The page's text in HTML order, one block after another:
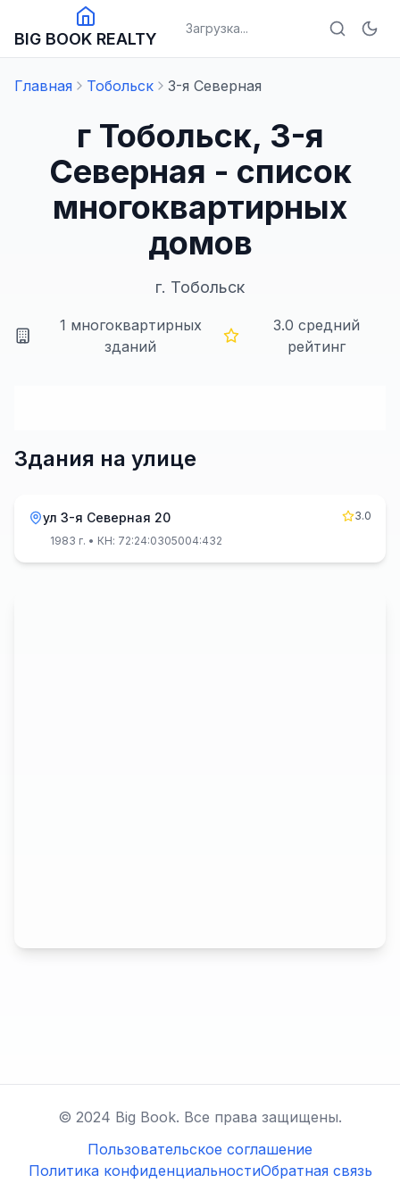
BIG BOOK REALTY
Загрузка...
Главная Тобольск 3-я Северная
г Тобольск, 3-я
Северная - список
многоквартирных
домов
г. Тобольск
1 многоквартирных
зданий
3.0 средний
рейтинг
Здания на улице
ул 3-я Северная 20
3.0
1983 г. • КН: 72:24:0305004:432
© 2024 Big Book. Все права защищены.
Пользовательское соглашение
Политика конфиденциальностиОбратная связь